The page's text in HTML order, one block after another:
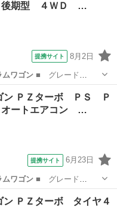
後期型 ４ＷＤ …
提携サイト 8月2日
ムワゴン■ グレード
ン ＰＺターボ ＰＳ Ｐ
ートエアコン …
提携サイト 6月23日
ムワゴン■ グレード
ン ＰＺターボ タイヤ４